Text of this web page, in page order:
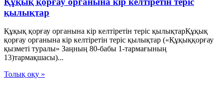
қылықтар
Құқық қорғау органына кір келтіретін теріс қылықтарҚұқық
қорғау органына кір келтіретін теріс қылықтар («Құқыққорғау
қызметі туралы» Заңның 80-бабы 1-тармағының
13)тармақшасы)...
Толық оқу »